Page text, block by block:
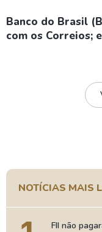
Banco do Brasil
com os Correios;
NOTÍCIAS MAIS
FII não